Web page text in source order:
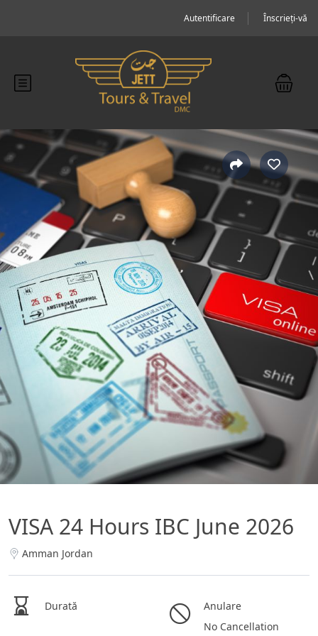
Autentificare Înscrieți-vă
VISA 24 Hours IBC June 2026
Amman Jordan
Durată
Anulare
No Cancellation